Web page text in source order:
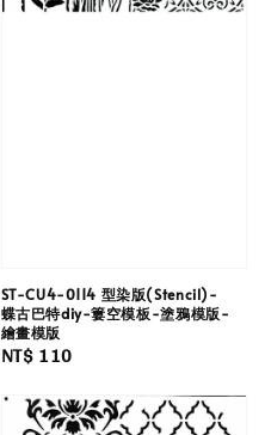
ST-CU4-0114 型染版(Stencil)-
蝶古巴特diy-簍空模板-塗鴉模版-
繪畫模版
Regular
NT$ 110